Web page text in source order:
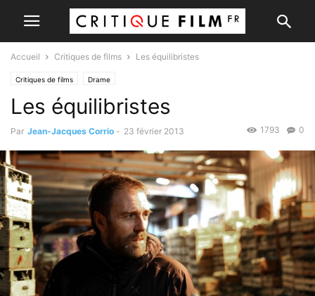
Accueil Critiques de films Les équilibristes
Critiques de films Drame
Les équilibristes
Par Jean-Jacques Corrio - 23 février 2013 0
1793